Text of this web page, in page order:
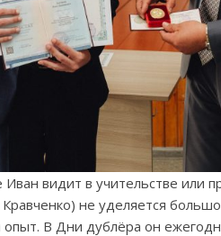
видит в учительстве или
не уделяется
опыт. В Дни дублёра он